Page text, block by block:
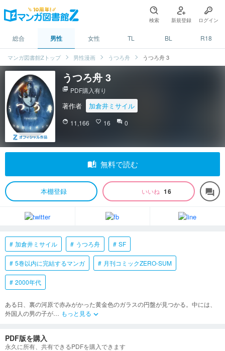
検索 新規登録 ログイン
総合 男性 女性 TL BL R18
マンガ図書館Zトップ 男性漫画 うつろ舟 うつろ舟 3
うつろ舟 3
picture_as_pdf PDF購入有り
著作者 加倉井ミサイル
face 11,166 favorite_border 16 question_answer 0
auto_stories 無料で読む
本棚登録 いいね 16 forum
加倉井ミサイル うつろ舟 SF
5巻以内に完結するマンガ 月刊コミックZERO-SUM
2000年代
ある日、裏の河原で赤みがかった黄金色のガラスの円盤が見つかる。中には、
外国人の男の子が… もっと見る keyboard_arrow_down
PDF版を購入
永久に所有、共有できるPDFを購入できます